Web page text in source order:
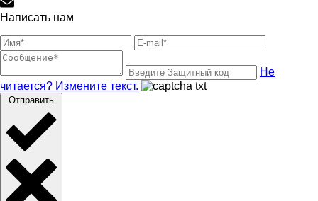
Написать нам
Не
читается? Измените текст.
Отправить